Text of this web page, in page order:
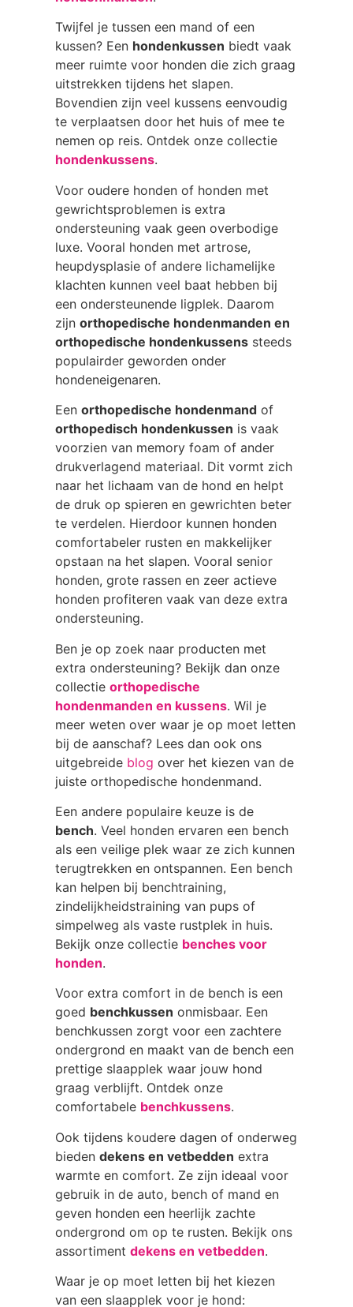
Twijfel je tussen een mand of een
kussen? Een hondenkussen biedt vaak
meer ruimte voor honden die zich graag
uitstrekken tijdens het slapen.
Bovendien zijn veel kussens eenvoudig
te verplaatsen door het huis of mee te
nemen op reis. Ontdek onze collectie
hondenkussens.
Voor oudere honden of honden met
gewrichtsproblemen is extra
ondersteuning vaak geen overbodige
luxe. Vooral honden met artrose,
heupdysplasie of andere lichamelijke
klachten kunnen veel baat hebben bij
een ondersteunende ligplek. Daarom
zijn orthopedische hondenmanden en
orthopedische hondenkussens steeds
populairder geworden onder
hondeneigenaren.
Een orthopedische hondenmand of
orthopedisch hondenkussen is vaak
voorzien van memory foam of ander
drukverlagend materiaal. Dit vormt zich
naar het lichaam van de hond en helpt
de druk op spieren en gewrichten beter
te verdelen. Hierdoor kunnen honden
comfortabeler rusten en makkelijker
opstaan na het slapen. Vooral senior
honden, grote rassen en zeer actieve
honden profiteren vaak van deze extra
ondersteuning.
Ben je op zoek naar producten met
extra ondersteuning? Bekijk dan onze
collectie orthopedische
hondenmanden en kussens. Wil je
meer weten over waar je op moet letten
bij de aanschaf? Lees dan ook ons
uitgebreide blog over het kiezen van de
juiste orthopedische hondenmand.
Een andere populaire keuze is de
bench. Veel honden ervaren een bench
als een veilige plek waar ze zich kunnen
terugtrekken en ontspannen. Een bench
kan helpen bij benchtraining,
zindelijkheidstraining van pups of
simpelweg als vaste rustplek in huis.
Bekijk onze collectie benches voor
honden.
Voor extra comfort in de bench is een
goed benchkussen onmisbaar. Een
benchkussen zorgt voor een zachtere
ondergrond en maakt van de bench een
prettige slaapplek waar jouw hond
graag verblijft. Ontdek onze
comfortabele benchkussens.
Ook tijdens koudere dagen of onderweg
bieden dekens en vetbedden extra
warmte en comfort. Ze zijn ideaal voor
gebruik in de auto, bench of mand en
geven honden een heerlijk zachte
ondergrond om op te rusten. Bekijk ons
assortiment dekens en vetbedden.
Waar je op moet letten bij het kiezen
van een slaapplek voor je hond: